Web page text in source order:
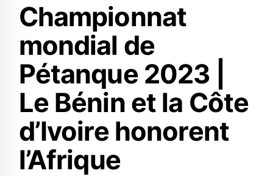
Championnat
mondial de
Pétanque 2023 |
Le Bénin et la Côte
d’Ivoire honorent
l’Afrique